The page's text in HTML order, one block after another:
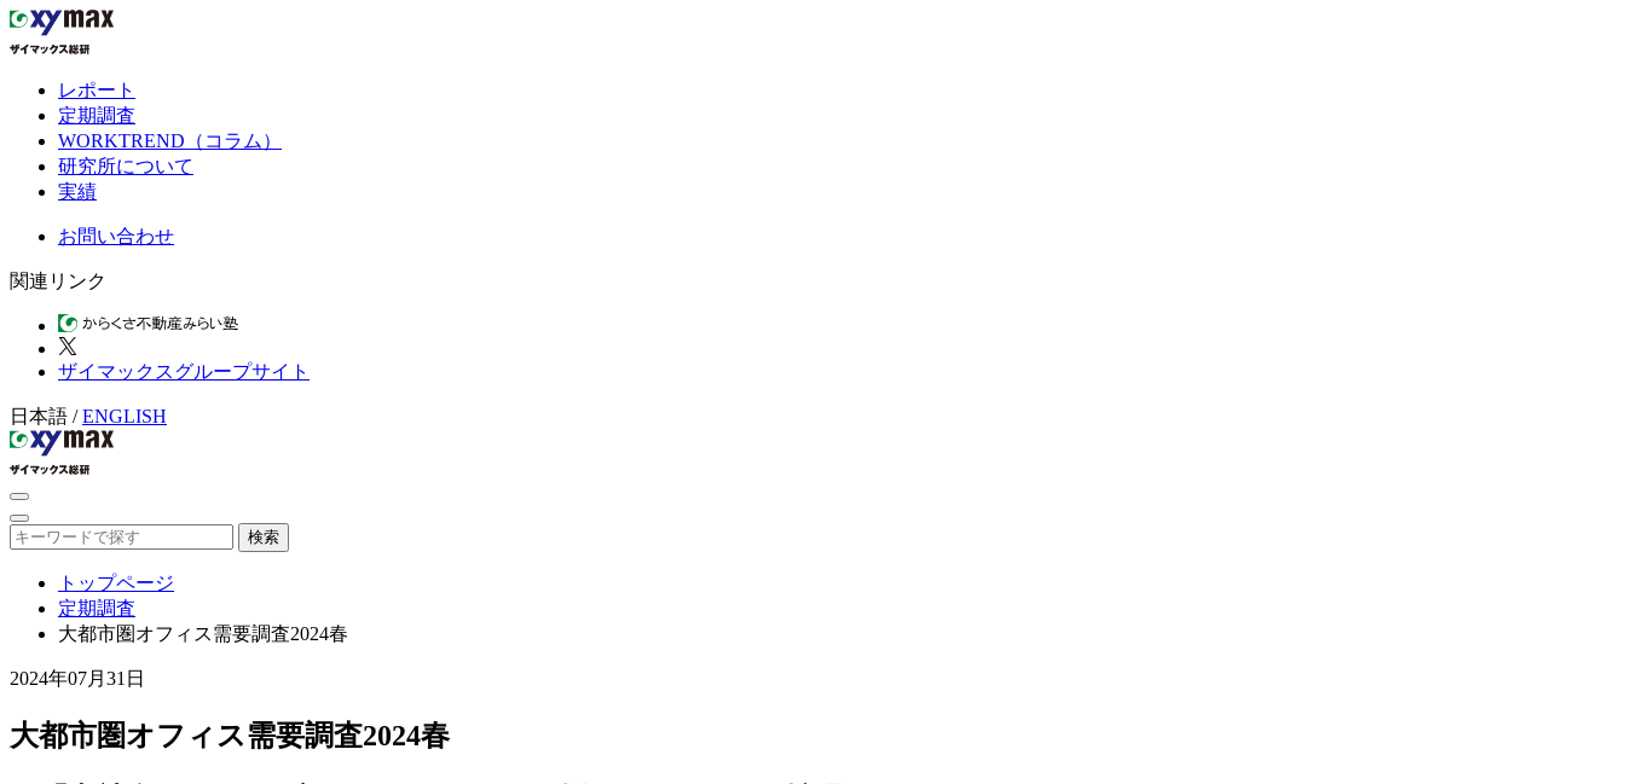
レポート
定期調査
WORKTREND（コラム）
研究所について
実績
お問い合わせ
関連リンク
ザイマックスグループサイト
日本語 /ENGLISH
検索
トップページ
定期調査
大都市圏オフィス需要調査2024春
2024年07月31日
大都市圏オフィス需要調査2024春